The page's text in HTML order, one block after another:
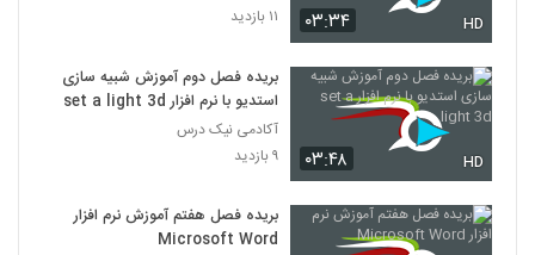
۰۳:۳۴ HD
۱۱ بازدید
۰۳:۴۸ HD
بریده فصل دوم آموزش شبیه سازی
استدیو با نرم افزار set a light 3d
آکادمی نیک درس
۹ بازدید
بریده فصل هفتم آموزش نرم افزار
Microsoft Word